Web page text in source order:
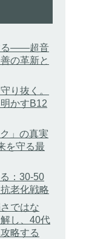
る——超音
の革新と
り抜く。
かすB12
」の真実
を守る最
：30-50
老化戦略
ではな
し、40代
略する